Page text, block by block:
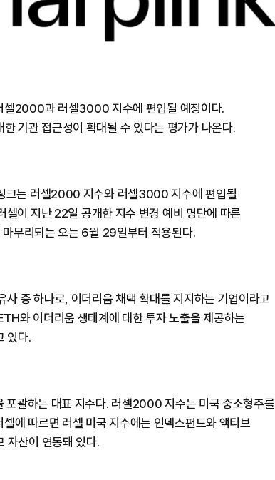
셀2000과 러셀3000 지수에 편입될 예정이다.
기관 접근성이 확대될 수 있다는 평가가 나온다.
크는 러셀2000 지수와 러셀3000 지수에 편입될
이 지난 22일 공개한 지수 변경 예비 명단에 따른
무리되는 오는 6월 29일부터 적용된다.
사 중 하나로, 이더리움 채택 확대를 지지하는 기업이라고
와 이더리움 생태계에 대한 투자 노출을 제공하는
있다.
괄하는 대표 지수다. 러셀2000 지수는 미국 중소형주를
에 따르면 러셀 미국 지수에는 인덱스펀드와 액티브
자산이 연동돼 있다.